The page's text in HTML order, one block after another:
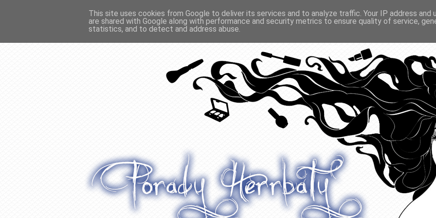
O WŁOSACH RECENZJE WYWIADY O ODŻYWIANIU GADŻETY KONKURSY POLECANE
This site uses cookies from Google to deliver its services and to analyze traffic. Your IP address and
are shared with Google along with performance and security metrics to ensure quality of service,
statistics, and to detect and address abuse.